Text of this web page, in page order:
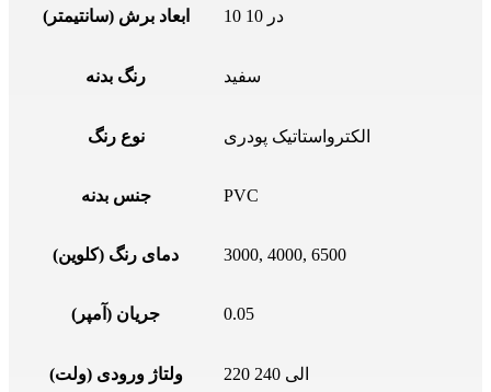
ابعاد برش (سانتیمتر) 10 در 10
رنگ بدنه سفید
نوع رنگ الکترواستاتیک پودری
جنس بدنه PVC
دمای رنگ (کلوین) 3000, 4000, 6500
جریان (آمپر) 0.05
ولتاژ ورودی (ولت) 220 الی 240